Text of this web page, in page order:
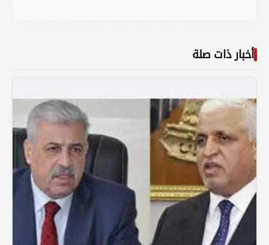
أخبار ذات صلة